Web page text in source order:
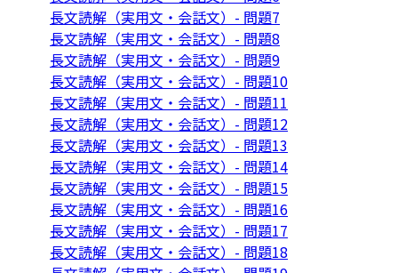
長文読解（実用文・会話文）- 問題7
長文読解（実用文・会話文）- 問題8
長文読解（実用文・会話文）- 問題9
長文読解（実用文・会話文）- 問題10
長文読解（実用文・会話文）- 問題11
長文読解（実用文・会話文）- 問題12
長文読解（実用文・会話文）- 問題13
長文読解（実用文・会話文）- 問題14
長文読解（実用文・会話文）- 問題15
長文読解（実用文・会話文）- 問題16
長文読解（実用文・会話文）- 問題17
長文読解（実用文・会話文）- 問題18